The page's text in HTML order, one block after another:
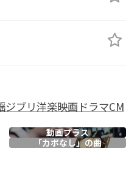
ジブリ洋楽映画ドラマCM
動画プラス
「カポなし」の曲